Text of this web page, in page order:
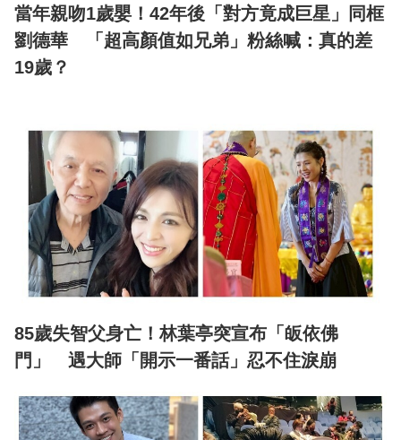
當年親吻1歲嬰！42年後「對方竟成巨星」同框
劉德華 「超高顏值如兄弟」粉絲喊：真的差
19歲？
85歲失智父身亡！林葉亭突宣布「皈依佛
門」 遇大師「開示一番話」忍不住淚崩